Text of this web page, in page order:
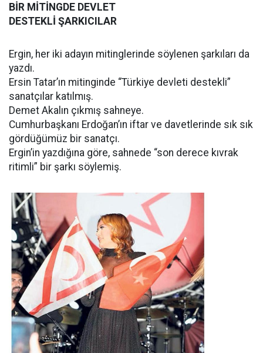
BİR MİTİNGDE DEVLET
DESTEKLİ ŞARKICILAR
Ergin, her iki adayın mitinglerinde söylenen şarkıları da
yazdı.
Ersin Tatar’ın mitinginde “Türkiye devleti destekli”
sanatçılar katılmış.
Demet Akalın çıkmış sahneye.
Cumhurbaşkanı Erdoğan’ın iftar ve davetlerinde sık sık
gördüğümüz bir sanatçı.
Ergin’in yazdığına göre, sahnede “son derece kıvrak
ritimli” bir şarkı söylemiş.